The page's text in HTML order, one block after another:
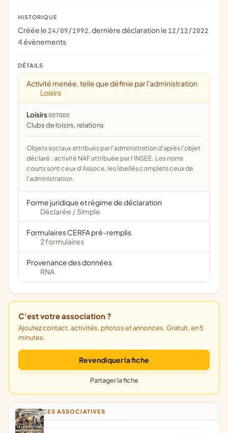
HISTORIQUE
Créée le 24/09/1992, dernière déclaration le 12/12/2022
4 évènements
DÉTAILS
Activité menée, telle que définie par l'administration
Loisirs
Loisirs 007000
clubs de loisirs, relations
Objets sociaux attribués par l'administration d'après l'objet
déclaré ; activité NAF attribuée par l'INSEE. Les noms
courts sont ceux d'Assoce, les libellés complets ceux de
l'administration.
Forme juridique et régime de déclaration
Déclarée / Simple
Formulaires CERFA pré-remplis
2 formulaires
Provenance des données
RNA
C'est votre association ?
Ajoutez contact, activités, photos et annonces. Gratuit, en 5
minutes.
Revendiquer la fiche
Partager la fiche
ANNONCES ASSOCIATIVES